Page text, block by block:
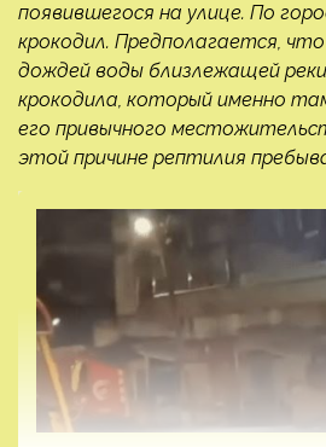
появившегося на улице. По
крокодил. Предполагается, что
дождей воды близлежащей
крокодила, который именно
его привычного
этой причине рептилия